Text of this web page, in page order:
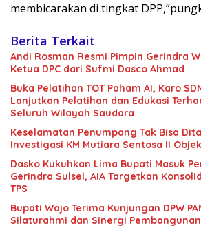
membicarakan di tingkat
Berita Terkait
Andi Rosman Resmi Pimpin Gerindra
Ketua DPC dari Sufmi Dasco Ahmad
Buka Pelatihan TOT Paham AI, Karo
Lanjutkan Pelatihan dan Edukasi
Seluruh Wilayah Saudara
Keselamatan Penumpang Tak Bisa
Investigasi KM Mutiara Sentosa II
Dasko Kukuhkan Lima Bupati Masuk
Gerindra Sulsel, AIA Targetkan
TPS
Bupati Wajo Terima Kunjungan DPW
Silaturahmi dan Sinergi